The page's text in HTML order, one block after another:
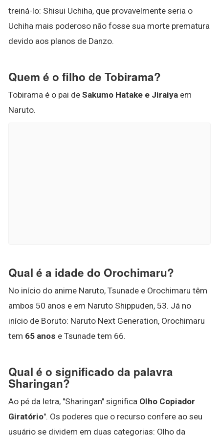
treiná-lo: Shisui Uchiha, que provavelmente seria o
Uchiha mais poderoso não fosse sua morte prematura
devido aos planos de Danzo.
Quem é o filho de Tobirama?
Tobirama é o pai de Sakumo Hatake e Jiraiya em
Naruto.
Qual é a idade do Orochimaru?
No início do anime Naruto, Tsunade e Orochimaru têm
ambos 50 anos e em Naruto Shippuden, 53. Já no
início de Boruto: Naruto Next Generation, Orochimaru
tem 65 anos e Tsunade tem 66.
Qual é o significado da palavra
Sharingan?
Ao pé da letra, "Sharingan" significa Olho Copiador
Giratório". Os poderes que o recurso confere ao seu
usuário se dividem em duas categorias: Olho da